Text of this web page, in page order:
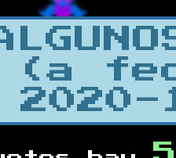
(a
2020-